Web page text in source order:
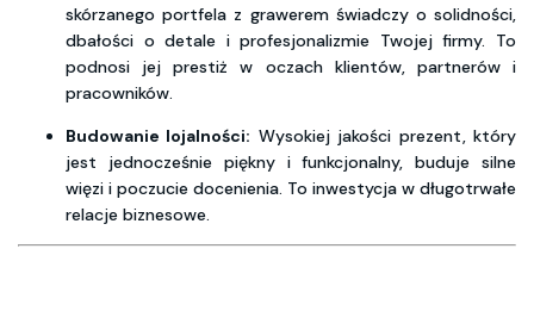
skórzanego portfela z grawerem świadczy o solidności,
dbałości o detale i profesjonalizmie Twojej firmy. To
podnosi jej prestiż w oczach klientów, partnerów i
pracowników.
Budowanie lojalności: Wysokiej jakości prezent, który
jest jednocześnie piękny i funkcjonalny, buduje silne
więzi i poczucie docenienia. To inwestycja w długotrwałe
relacje biznesowe.